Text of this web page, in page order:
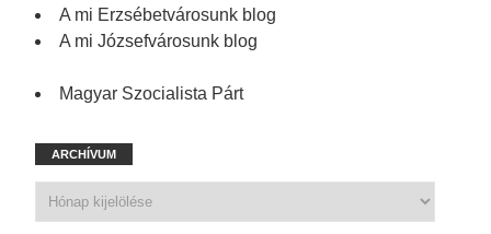
A mi Erzsébetvárosunk blog
A mi Józsefvárosunk blog
Magyar Szocialista Párt
ARCHÍVUM